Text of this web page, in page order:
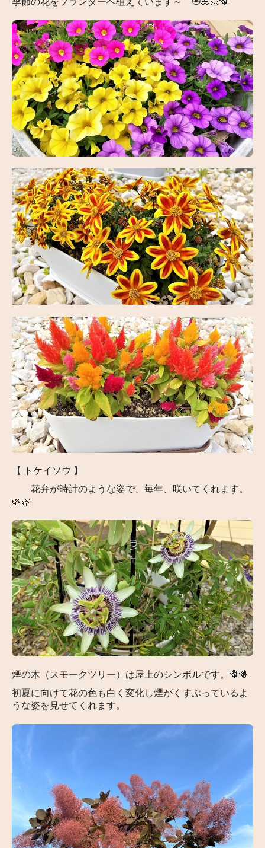
【 トケイソウ 】
花弁が時計のような姿で、毎年、咲いてくれます。
🌿🌿
煙の木（スモークツリー）は屋上のシンボルです。🪻🪻
初夏に向けて花の色も白く変化し煙がくすぶっているよ
うな姿を見せてくれます。